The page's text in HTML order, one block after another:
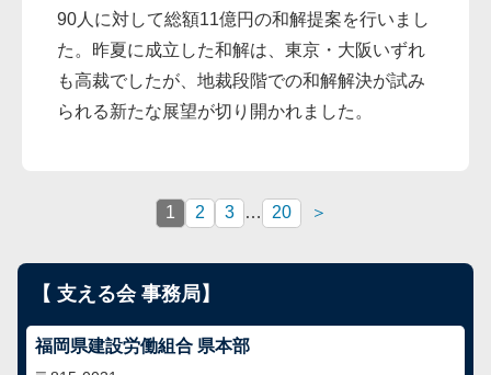
90人に対して総額11億円の和解提案を行いまし
た。昨夏に成立した和解は、東京・大阪いずれ
も高裁でしたが、地裁段階での和解解決が試み
られる新たな展望が切り開かれました。
1 2 3 … 20 ＞
【 支える会 事務局】
福岡県建設労働組合 県本部